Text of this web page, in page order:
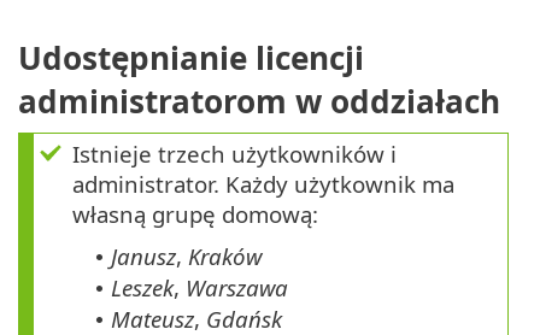
Udostępnianie licencji
administratorom w oddziałach
Istnieje trzech użytkowników i
administrator. Każdy użytkownik ma
własną grupę domową:
• Janusz, Kraków
• Leszek, Warszawa
• Mateusz, Gdańsk